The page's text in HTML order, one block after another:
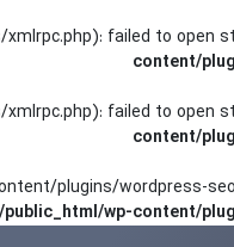
failed to open
content/
failed to open
content/
plugins/wordpress-
wp-content/